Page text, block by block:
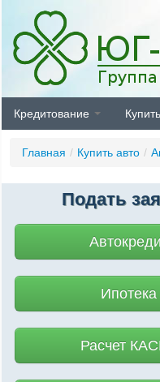
Кредитование
Главная / Купить авто /
Подать
Ипотека
Расчет